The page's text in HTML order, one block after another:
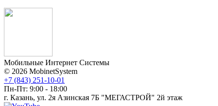
Мобильные Интернет Системы
© 2026 MobinetSystem
+7 (843) 251-10-01
Пн-Пт: 9:00 - 18:00
г. Казань, ул. 2я Азинская 7Б "МЕГАСТРОЙ" 2й этаж